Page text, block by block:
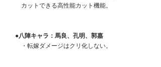
カットできる高性能カット機能。
●八陣キャラ：馬良、孔明、郭嘉
・転嫁ダメージはクリ化しない。